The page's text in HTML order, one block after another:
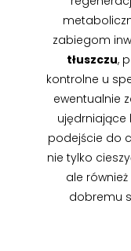
zabiegom
tłuszczu,
kontrolne u
ewentualnie
ujędrniające
podejście do
nie tylko
ale
dobremu